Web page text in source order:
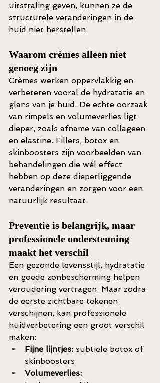
uitstraling geven, kunnen ze de
structurele veranderingen in de
huid niet herstellen.
Waarom crèmes alleen niet
genoeg zijn
Crèmes werken oppervlakkig en
verbeteren vooral de hydratatie en
glans van je huid. De echte oorzaak
van rimpels en volumeverlies ligt
dieper, zoals afname van collageen
en elastine. Fillers, botox en
skinboosters zijn voorbeelden van
behandelingen die wél effect
hebben op deze dieperliggende
veranderingen en zorgen voor een
natuurlijk resultaat.
Preventie is belangrijk, maar
professionele ondersteuning
maakt het verschil
Een gezonde levensstijl, hydratatie
en goede zonbescherming helpen
veroudering vertragen. Maar zodra
de eerste zichtbare tekenen
verschijnen, kan professionele
huidverbetering een groot verschil
maken:
Fijne lijntjes: subtiele botox of
skinboosters
Volumeverlies: